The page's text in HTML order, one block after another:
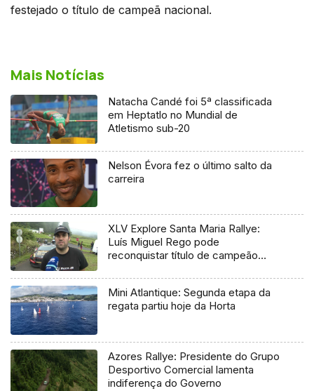
festejado o título de campeã nacional.
Mais Notícias
Natacha Candé foi 5ª classificada
em Heptatlo no Mundial de
Atletismo sub-20
Nelson Évora fez o último salto da
carreira
XLV Explore Santa Maria Rallye:
Luís Miguel Rego pode
reconquistar título de campeão
Mini Atlantique: Segunda etapa da
regata partiu hoje da Horta
Azores Rallye: Presidente do Grupo
Desportivo Comercial lamenta
indiferença do Governo